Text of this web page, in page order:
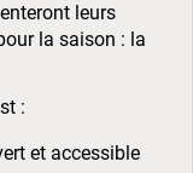
leurs
la saison : la
:
et accessible